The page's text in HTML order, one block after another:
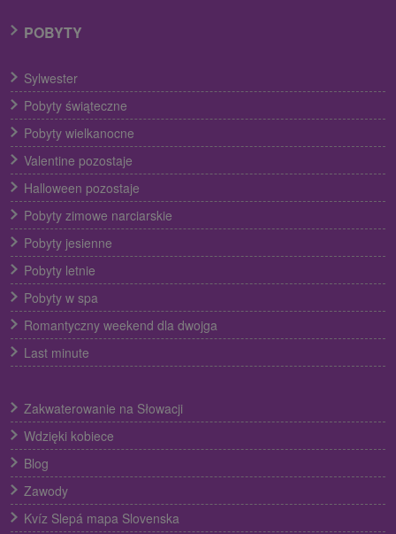
POBYTY
Sylwester
Pobyty świąteczne
Pobyty wielkanocne
Valentine pozostaje
Halloween pozostaje
Pobyty zimowe narciarskie
Pobyty jesienne
Pobyty letnie
Pobyty w spa
Romantyczny weekend dla dwojga
Last minute
Zakwaterowanie na Słowacji
Wdzięki kobiece
Blog
Zawody
Kvíz Slepá mapa Slovenska